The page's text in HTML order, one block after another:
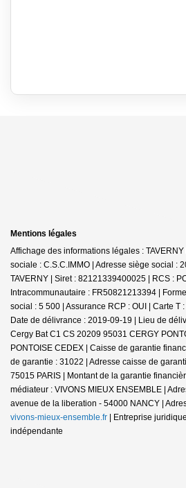
Mentions légales
Affichage des informations légales : TAVERNY
sociale : C.S.C.IMMO | Adresse siège social :
TAVERNY | Siret : 82121339400025 | RCS :
Intracommunautaire : FR50821213394 |
social : 5 500 | Assurance RCP : OUI | Carte T
Date de délivrance : 2019-09-19 | Lieu de
Cergy Bat C1 CS 20209 95031 CERGY
PONTOISE CEDEX | Caisse de garantie
de garantie : 31022 | Adresse caisse de
75015 PARIS | Montant de la garantie
médiateur : VIVONS MIEUX ENSEMBLE |
avenue de la liberation - 54000 NANCY |
vivons-mieux-ensemble.fr | Entreprise
indépendante